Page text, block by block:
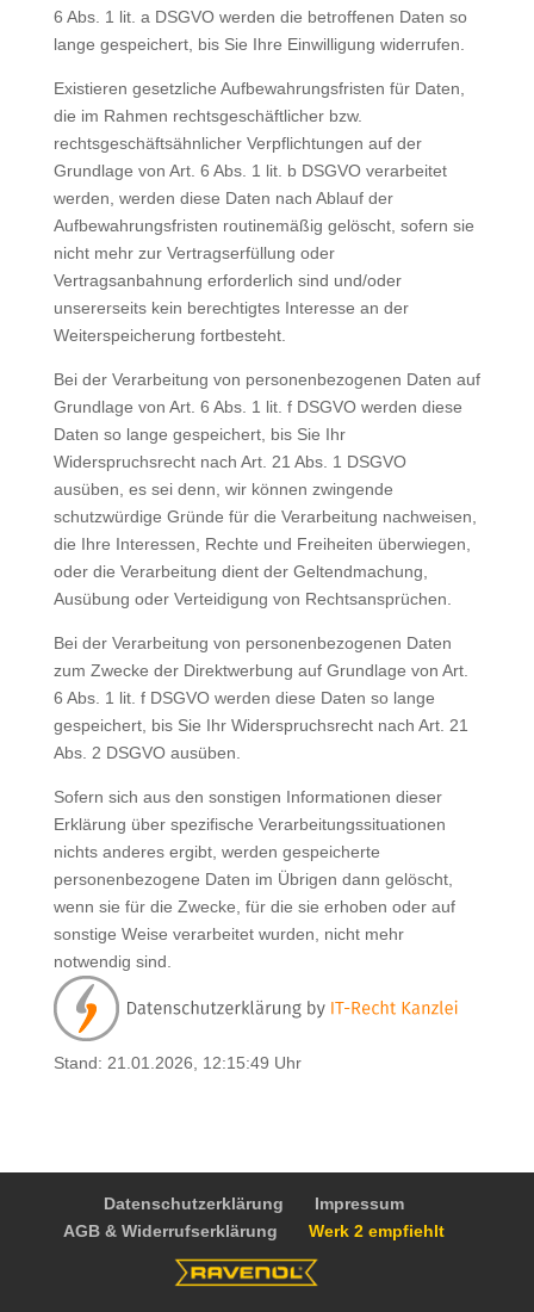
6 Abs. 1 lit. a DSGVO werden die betroffenen Daten so
lange gespeichert, bis Sie Ihre Einwilligung widerrufen.
Existieren gesetzliche Aufbewahrungsfristen für Daten,
die im Rahmen rechtsgeschäftlicher bzw.
rechtsgeschäftsähnlicher Verpflichtungen auf der
Grundlage von Art. 6 Abs. 1 lit. b DSGVO verarbeitet
werden, werden diese Daten nach Ablauf der
Aufbewahrungsfristen routinemäßig gelöscht, sofern sie
nicht mehr zur Vertragserfüllung oder
Vertragsanbahnung erforderlich sind und/oder
unsererseits kein berechtigtes Interesse an der
Weiterspeicherung fortbesteht.
Bei der Verarbeitung von personenbezogenen Daten auf
Grundlage von Art. 6 Abs. 1 lit. f DSGVO werden diese
Daten so lange gespeichert, bis Sie Ihr
Widerspruchsrecht nach Art. 21 Abs. 1 DSGVO
ausüben, es sei denn, wir können zwingende
schutzwürdige Gründe für die Verarbeitung nachweisen,
die Ihre Interessen, Rechte und Freiheiten überwiegen,
oder die Verarbeitung dient der Geltendmachung,
Ausübung oder Verteidigung von Rechtsansprüchen.
Bei der Verarbeitung von personenbezogenen Daten
zum Zwecke der Direktwerbung auf Grundlage von Art.
6 Abs. 1 lit. f DSGVO werden diese Daten so lange
gespeichert, bis Sie Ihr Widerspruchsrecht nach Art. 21
Abs. 2 DSGVO ausüben.
Sofern sich aus den sonstigen Informationen dieser
Erklärung über spezifische Verarbeitungssituationen
nichts anderes ergibt, werden gespeicherte
personenbezogene Daten im Übrigen dann gelöscht,
wenn sie für die Zwecke, für die sie erhoben oder auf
sonstige Weise verarbeitet wurden, nicht mehr
notwendig sind.
Stand: 21.01.2026, 12:15:49 Uhr
Datenschutzerklärung
Impressum
AGB & Widerrufserklärung
Werk 2 empfiehlt